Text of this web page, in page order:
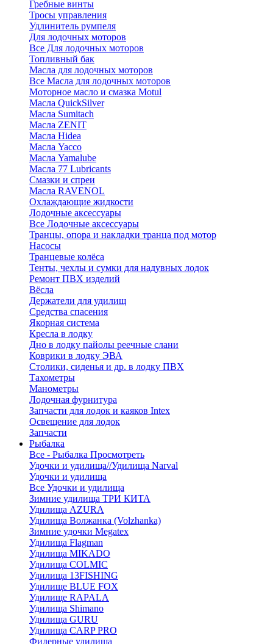
Гребные винты
Тросы управления
Удлинитель румпеля
Для лодочных моторов
Все Для лодочных моторов
Топливный бак
Масла для лодочных моторов
Все Масла для лодочных моторов
Моторное масло и смазка Motul
Масла QuickSilver
Масла Sumitach
Масла ZENIT
Масла Hidea
Масла Yacco
Масла Yamalube
Масла 77 Lubricants
Смазки и спреи
Масла RAVENOL
Охлаждающие жидкости
Лодочные аксессуары
Все Лодочные аксессуары
Транцы, опора и накладки транца под мотор
Насосы
Транцевые колёса
Тенты, чехлы и сумки для надувных лодок
Ремонт ПВХ изделий
Вёсла
Держатели для удилищ
Средства спасения
Якорная система
Кресла в лодку
Дно в лодку пайолы реечные слани
Коврики в лодку ЭВА
Столики, сиденья и др. в лодку ПВХ
Тахометры
Манометры
Лодочная фурнитура
Запчасти для лодок и каяков Intex
Освещение для лодок
Запчасти
Рыбалка
Все - Рыбалка Просмотреть
Удочки и удилища//Удилища Narval
Удочки и удилища
Все Удочки и удилища
Зимние удилища ТРИ КИТА
Удилища AZURA
Удилища Волжанка (Volzhanka)
Зимние удочки Megatex
Удилища Flagman
Удилища MIKADO
Удилища COLMIC
Удилища 13FISHING
Удилище BLUE FOX
Удилище RAPALA
Удилища Shimano
Удилища GURU
Удилища CARP PRO
Фидерные удилища